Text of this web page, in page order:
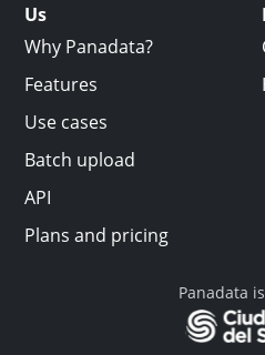
Us
Why Panadata?
Features
Use cases
Batch upload
API
Plans and pricing
Panadata